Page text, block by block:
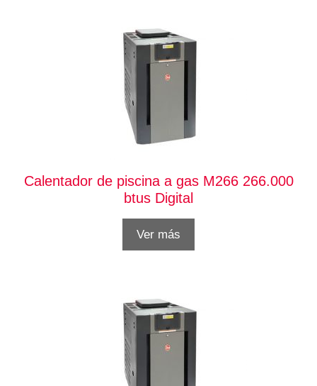
Calentador de piscina a gas M266 266.000
btus Digital
Ver más